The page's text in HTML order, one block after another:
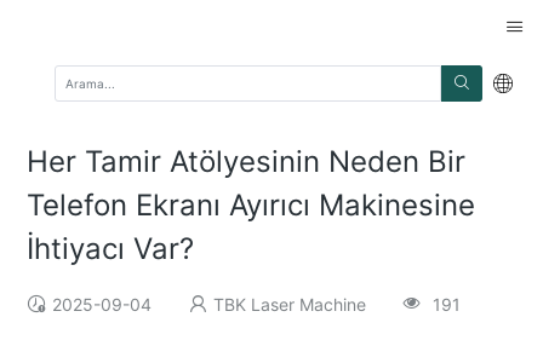
Her Tamir Atölyesinin Neden Bir
Telefon Ekranı Ayırıcı Makinesine
İhtiyacı Var?
2025-09-04 TBK Laser Machine 191